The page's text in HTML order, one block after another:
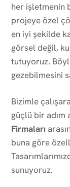
her işletmenin
projeye özel
en iyi şekilde
görsel değil,
tutuyoruz.
gezebilmesini
Bizimle
güçlü bir adım
Firmaları
buna göre
sunuyoruz.